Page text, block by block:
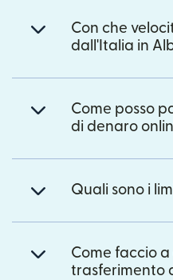
Con che
dall'Italia in
Come posso
di denaro
Quali sono i
Come faccio
trasferimento